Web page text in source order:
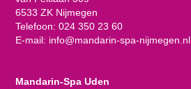
6533 ZK Nijmegen
Telefoon: 024 350 23 60
E-mail: info@mandarin-spa-nijmegen.nl
Mandarin-Spa Uden